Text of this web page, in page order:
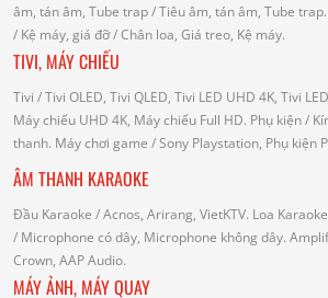
âm, tán âm, Tube trap/ Tiêu âm, tán âm, Tube trap.
/ Kệ máy, giá đỡ/ Chân loa, Giá treo, Kệ máy.
TIVI, MÁY CHIẾU
Tivi / Tivi OLED, Tivi QLED, Tivi LED UHD 4K, Tivi
Máy chiếu UHD 4K, Máy chiếu Full HD. Phụ kiện/
thanh. Máy chơi game / Sony Playstation, Phụ kiện
ÂM THANH KARAOKE
Đầu Karaoke / Acnos, Arirang, VietKTV. Loa Karaoke
/ Microphone có dây, Microphone không dây.
Crown, AAP Audio.
MÁY ẢNH, MÁY QUAY